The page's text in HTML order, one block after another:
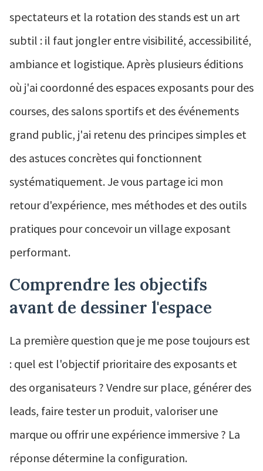
spectateurs et la rotation des stands est un art
subtil : il faut jongler entre visibilité, accessibilité,
ambiance et logistique. Après plusieurs éditions
où j'ai coordonné des espaces exposants pour des
courses, des salons sportifs et des événements
grand public, j'ai retenu des principes simples et
des astuces concrètes qui fonctionnent
systématiquement. Je vous partage ici mon
retour d'expérience, mes méthodes et des outils
pratiques pour concevoir un village exposant
performant.
Comprendre les objectifs
avant de dessiner l'espace
La première question que je me pose toujours est
: quel est l'objectif prioritaire des exposants et
des organisateurs ? Vendre sur place, générer des
leads, faire tester un produit, valoriser une
marque ou offrir une expérience immersive ? La
réponse détermine la configuration.